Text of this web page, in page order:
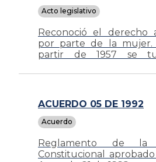
Acto legislativo
Reconoció el derecho
por parte de la mujer.
partir de 1957 se
ACUERDO 05 DE 1992
Acuerdo
Reglamento de la
Constitucional